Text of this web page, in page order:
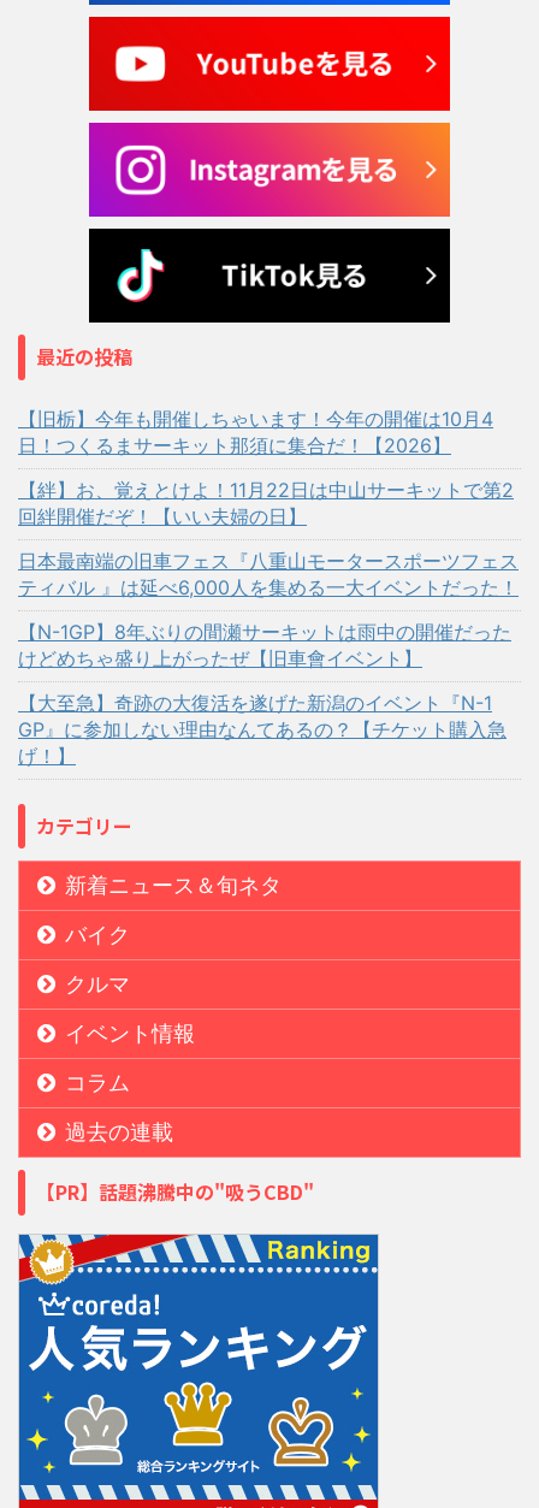
最近の投稿
【旧栃】今年も開催しちゃいます！今年の開催は10月4
日！つくるまサーキット那須に集合だ！【2026】
【絆】お、覚えとけよ！11月22日は中山サーキットで第2
回絆開催だぞ！【いい夫婦の日】
日本最南端の旧車フェス『八重山モータースポーツフェス
ティバル 』は延べ6,000人を集める一大イベントだった！
【N-1GP】8年ぶりの間瀬サーキットは雨中の開催だった
けどめちゃ盛り上がったぜ【旧車會イベント】
【大至急】奇跡の大復活を遂げた新潟のイベント『N-1
GP』に参加しない理由なんてあるの？【チケット購入急
げ！】
カテゴリー
新着ニュース＆旬ネタ
バイク
クルマ
イベント情報
コラム
過去の連載
【PR】話題沸騰中の"吸うCBD"